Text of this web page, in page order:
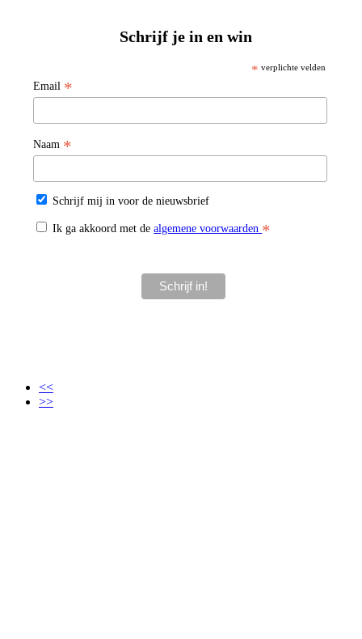
Schrijf je in en win
* verplichte velden
Email *
Naam *
Schrijf mij in voor de nieuwsbrief
Ik ga akkoord met dealgemene voorwaarden *
<<
>>